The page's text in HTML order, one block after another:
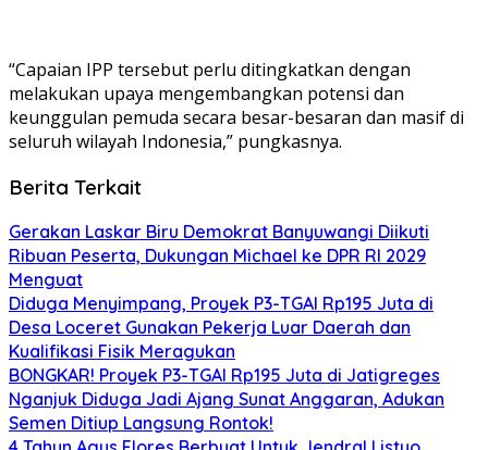
“Capaian IPP tersebut perlu ditingkatkan dengan
melakukan upaya mengembangkan potensi dan
keunggulan pemuda secara besar-besaran dan masif di
seluruh wilayah Indonesia,” pungkasnya.
Berita Terkait
Gerakan Laskar Biru Demokrat Banyuwangi Diikuti
Ribuan Peserta, Dukungan Michael ke DPR RI 2029
Menguat
Diduga Menyimpang, Proyek P3-TGAI Rp195 Juta di
Desa Loceret Gunakan Pekerja Luar Daerah dan
Kualifikasi Fisik Meragukan
BONGKAR! Proyek P3-TGAI Rp195 Juta di Jatigreges
Nganjuk Diduga Jadi Ajang Sunat Anggaran, Adukan
Semen Ditiup Langsung Rontok!